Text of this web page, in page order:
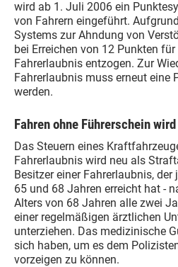
wird ab 1. Juli 2006 ein
von Fahrern eingeführt.
Systems zur Ahndung von
bei Erreichen von 12 Punkten
Fahrerlaubnis entzogen. Zur
Fahrerlaubnis muss erneut eine
werden.
Fahren ohne Führerschein
Das Steuern eines
Fahrerlaubnis wird neu als
Besitzer einer Fahrerlaubnis,
65 und 68 Jahren erreicht hat -
Alters von 68 Jahren alle zwei
einer regelmäßigen ärztlichen
unterziehen. Das medizinische
sich haben, um es dem
vorzeigen zu können.